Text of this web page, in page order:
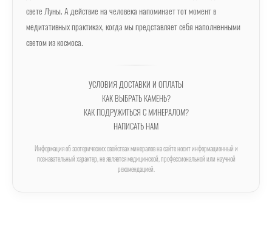
свете Луны. А действие на человека напоминает тот момент в
медитативных практиках, когда мы представляет себя наполненными
светом из космоса.
УСЛОВИЯ ДОСТАВКИ И ОПЛАТЫ
КАК ВЫБРАТЬ КАМЕНЬ?
КАК ПОДРУЖИТЬСЯ С МИНЕРАЛОМ?
НАПИСАТЬ НАМ
Информация об эзотерических свойствах минералов на сайте носит информационный и
познавательный характер, не является медицинской, профессиональной или научной
рекомендацией.